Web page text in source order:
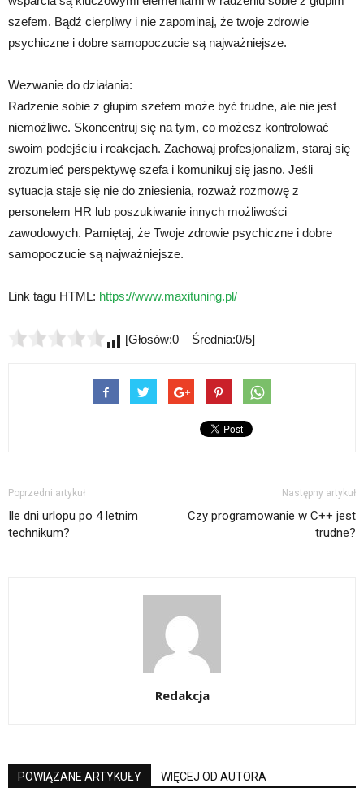
szefem. Bądź cierpliwy i nie zapominaj, że twoje zdrowie
psychiczne i dobre samopoczucie są najważniejsze.
Wezwanie do działania:
Radzenie sobie z głupim szefem może być trudne, ale nie jest
niemożliwe. Skoncentruj się na tym, co możesz kontrolować –
swoim podejściu i reakcjach. Zachowaj profesjonalizm, staraj się
zrozumieć perspektywę szefa i komunikuj się jasno. Jeśli
sytuacja staje się nie do zniesienia, rozważ rozmowę z
personelem HR lub poszukiwanie innych możliwości
zawodowych. Pamiętaj, że Twoje zdrowie psychiczne i dobre
samopoczucie są najważniejsze.
Link tagu HTML: https://www.maxituning.pl/
[Głosów:0 Średnia:0/5]
Poprzedni artykuł
Ile dni urlopu po 4 letnim
technikum?
Następny artykuł
Czy programowanie w C++ jest
trudne?
Redakcja
POWIĄZANE ARTYKUŁY WIĘCEJ OD AUTORA